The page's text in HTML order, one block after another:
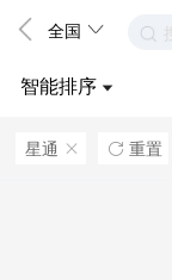
全国
智能排序
星通 ဆ  重置